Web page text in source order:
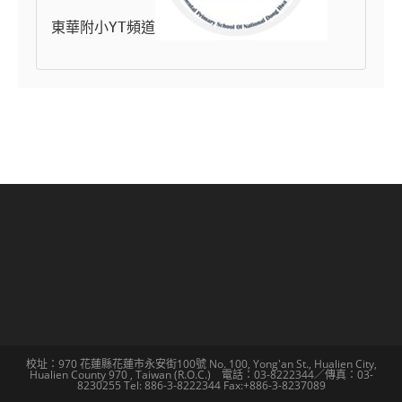
東華附小YT頻道
校址：970 花蓮縣花蓮市永安街100號 No. 100, Yong'an St., Hualien City,
Hualien County 970 , Taiwan (R.O.C.) 電話：03-8222344／傳真：03-
8230255 Tel: 886-3-8222344 Fax:+886-3-8237089